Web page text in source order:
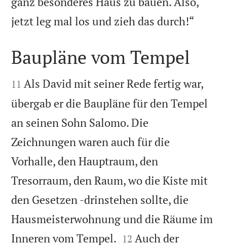
jetzt leg mal los und zieh das durch!“

Baupläne vom Tempel

11 Als David mit seiner Rede fertig war,
übergab er die Baupläne für den Tempel
an seinen Sohn Salomo. Die
Zeichnungen waren auch für die
Vorhalle, den Hauptraum, den
Tresorraum, den Raum, wo die Kiste mit
den Gesetzen -drinstehen sollte, die
Hausmeisterwohnung und die Räume im
Inneren vom Tempel. 

12 Auch der